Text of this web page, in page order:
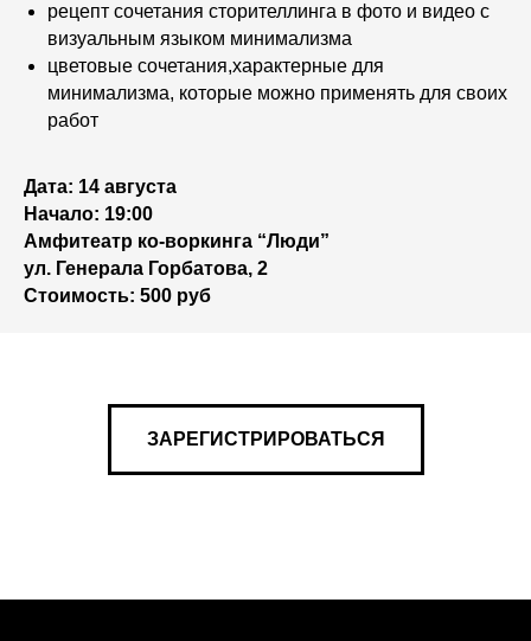
рецепт сочетания сторителлинга в фото и видео с
визуальным языком минимализма
цветовые сочетания,характерные для
минимализма, которые можно применять для своих
работ
Дата: 14 августа
Начало: 19:00
Амфитеатр ко-воркинга “Люди”
ул. Генерала Горбатова, 2
Стоимость: 500 руб
ЗАРЕГИСТРИРОВАТЬСЯ